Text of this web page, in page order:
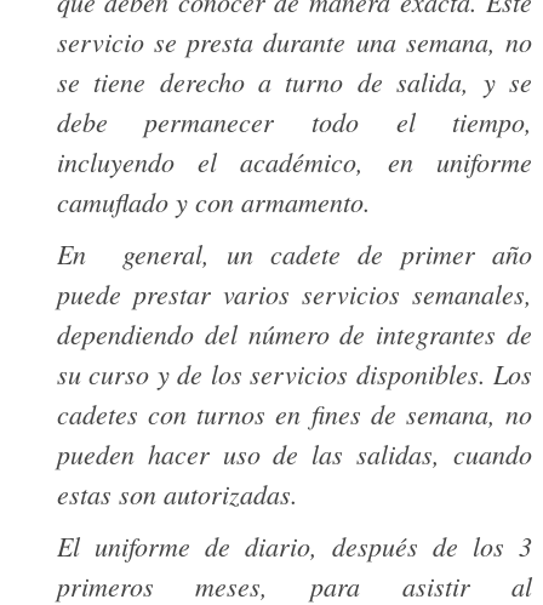
servicio se presta durante una semana, no
se tiene derecho a turno de salida, y se
debe permanecer todo el tiempo,
incluyendo el académico, en uniforme
camuflado y con armamento.
En general, un cadete de primer año
puede prestar varios servicios semanales,
dependiendo del número de integrantes de
su curso y de los servicios disponibles. Los
cadetes con turnos en fines de semana, no
pueden hacer uso de las salidas, cuando
estas son autorizadas.
El uniforme de diario, después de los 3
primeros meses, para asistir al